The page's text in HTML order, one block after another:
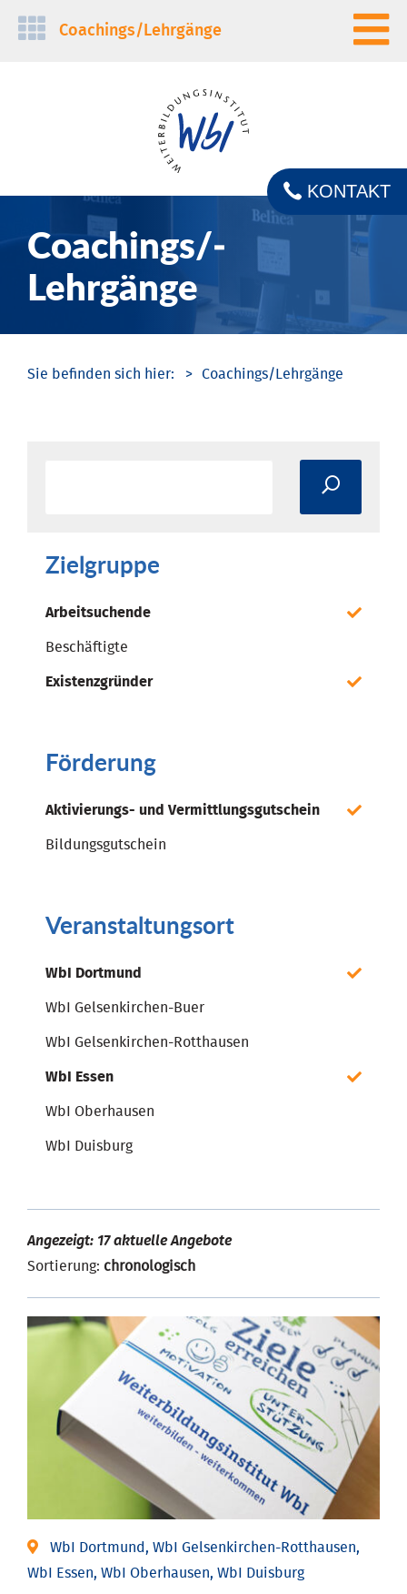
Navigation
Coachings/­Lehrgänge
Coachings/­
Lehrgänge
KONTAKT
Coachings/­Lehrgänge
Zielgruppe
Arbeitsuchende
Beschäftigte
Existenzgründer
Förderung
Aktivierungs- und Vermittlungsgutschein
Bildungsgutschein
Veranstaltungsort
WbI Dortmund
WbI Gelsenkirchen-Buer
WbI Gelsenkirchen-Rotthausen
WbI Essen
WbI Oberhausen
WbI Duisburg
Angezeigt: 17 aktuelle Angebote
Sortierung: chronologisch
WbI Dortmund, WbI Gelsenkirchen-Rotthausen,
WbI Essen, WbI Oberhausen, WbI Duisburg